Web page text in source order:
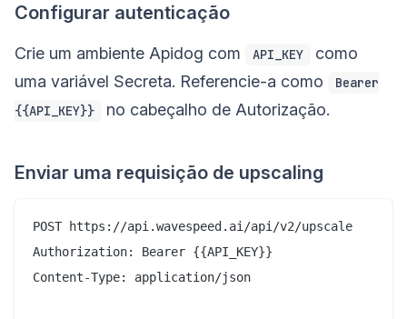
Configurar autenticação
Crie um ambiente Apidog com API_KEY
como
uma variável Secreta. Referencie-a como
Bearer
{{API_KEY}}
no cabeçalho de Autorização.
Enviar uma requisição de upscaling
POST https://api.wavespeed.ai/api/v2/upscale
Authorization: Bearer {{API_KEY}}
Content-Type: application/json